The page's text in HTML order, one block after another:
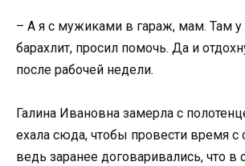
– А я с мужиками в гараж, мам. Там
барахлит, просил помочь. Да и
после рабочей недели.
Галина Ивановна замерла с
ехала сюда, чтобы провести время с
ведь заранее договаривались, что в